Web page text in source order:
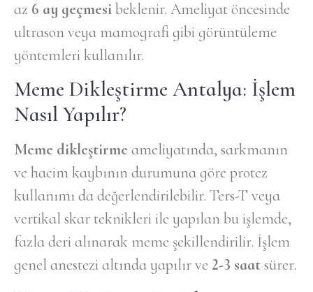
az 6 ay geçmesibeklenir. Ameliyat öncesinde
ultrason veya mamografi gibi görüntüleme
yöntemleri kullanılır.
Meme Dikleştirme Antalya: İşlem
Nasıl Yapılır?
Meme dikleştirme ameliyatında, sarkmanın
ve hacim kaybının durumuna göre protez
kullanımı da değerlendirilebilir. Ters-T veya
vertikal skar teknikleri ile yapılan bu işlemde,
fazla deri alınarak meme şekillendirilir. İşlem
genel anestezi altında yapılır ve 2-3 saatsürer.